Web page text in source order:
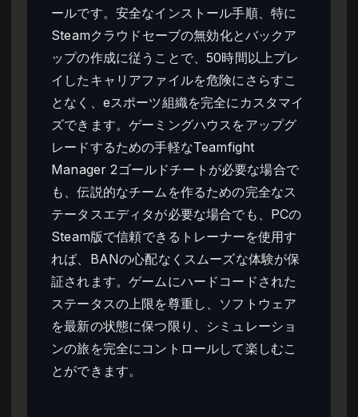
ールです。安全なインストール手順、特に
Steamクラウドセーブの無効化とバックア
ップの作成に従うことで、50時間以上プレ
イしたキャリアファイルを危険にさらすこ
となく、eスポーツ組織を完全にカスタマイ
ズできます。ゲーミングハウスをアップグ
レードするための手軽なTeamfight
Manager 2ゴールドチートが必要な場合で
も、伝説的なチームを作るための完全なス
テータスエディタが必要な場合でも、PCの
Steam版で信頼できるトレーナーを使用す
れば、BANの心配なくスムーズな体験が保
証されます。ゲームにハードコードされた
ステータスの上限を尊重し、ソフトウェア
を最新の状態に保つ限り、シミュレーショ
ンの旅を完全にコントロールして楽しむこ
とができます。